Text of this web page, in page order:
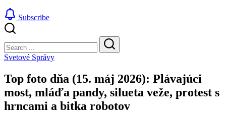
Subscribe
Search
Search
Svetové Správy
Top foto dňa (15. máj 2026): Plávajúci
most, mláďa pandy, silueta veže, protest s
hrncami a bitka robotov